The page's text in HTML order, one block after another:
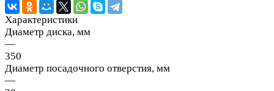
Характеристики
Диаметр диска, мм
—
350
Диаметр посадочного отверстия, мм
—